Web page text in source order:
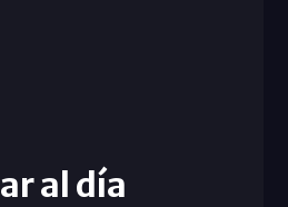
al día